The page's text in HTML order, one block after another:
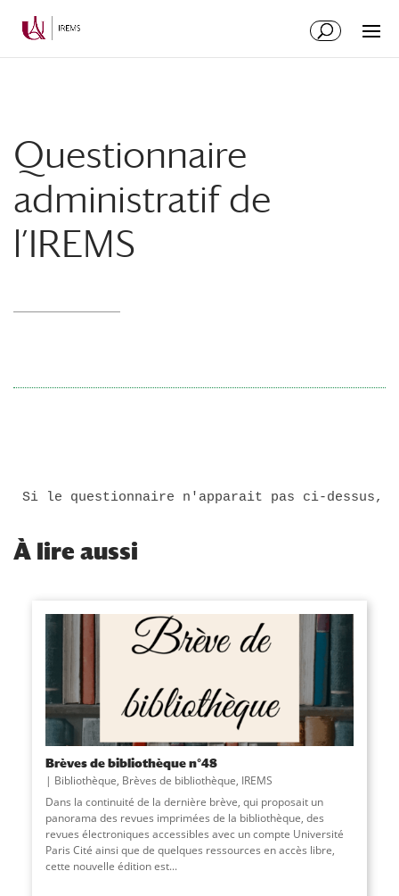
Questionnaire
administratif de
l’IREMS
Si le questionnaire n'apparait pas ci-dessus,
À lire aussi
Brèves de bibliothèque n°48
Bibliothèque, Brèves de bibliothèque, IREMS
Dans la continuité de la dernière brève, qui proposait un
panorama des revues imprimées de la bibliothèque, des
revues électroniques accessibles avec un compte Université
Paris Cité ainsi que de quelques ressources en accès libre,
cette nouvelle édition est...